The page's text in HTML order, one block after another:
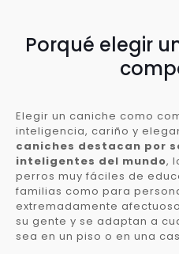
Porqué elegir
Elegir un caniche como
inteligencia, cariño y
caniches destacan por
inteligentes del mundo,
perros muy fáciles de
familias como para
extremadamente
su gente y se adaptan a
sea en un piso o en una